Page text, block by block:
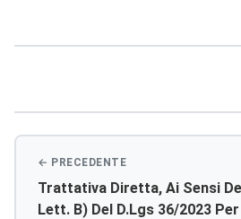
Trattativa Diretta, Ai Sensi
Lett. B) Del D.lgs 36/2023